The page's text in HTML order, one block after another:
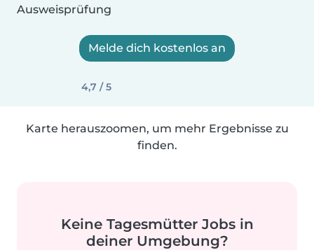
Ausweisprüfung
Melde dich kostenlos an
4,7 / 5
Karte herauszoomen, um mehr Ergebnisse zu
finden.
Keine Tagesmütter Jobs in
deiner Umgebung?